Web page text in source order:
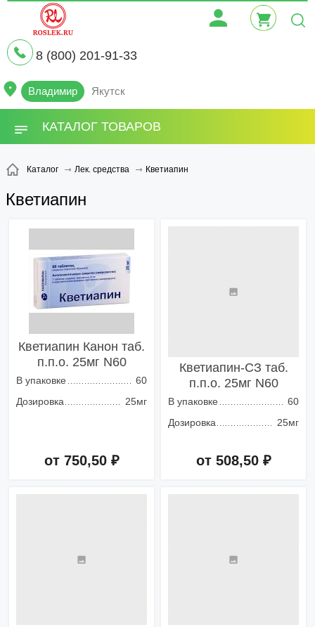
8 (800) 201-91-33
Владимир Якутск
КАТАЛОГ ТОВАРОВ
Каталог Лек. средства Кветиапин
Кветиапин
Кветиапин Канон таб.
п.п.о. 25мг N60
В упаковке
60
Дозировка
25мг
от 750,50 ₽
Кветиапин-СЗ таб.
п.п.о. 25мг N60
В упаковке
60
Дозировка
25мг
от 508,50 ₽